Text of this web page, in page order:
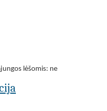
lėšomis: ne